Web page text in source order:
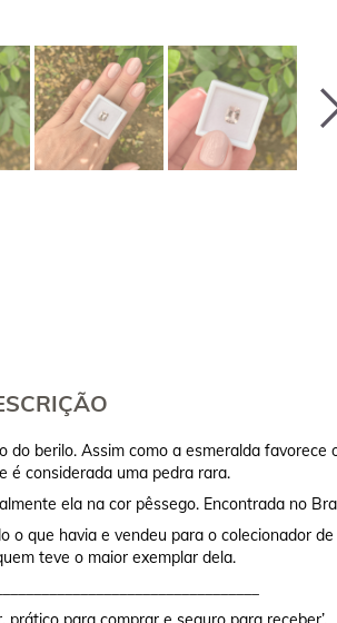
berilo. Assim como a esmeralda favorece
é considerada uma pedra rara.
ela na cor pêssego. Encontrada no
que havia e vendeu para o colecionador
teve o maior exemplar dela.